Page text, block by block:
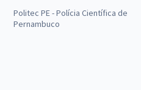
Politec PE - Polícia Científica de
Pernambuco